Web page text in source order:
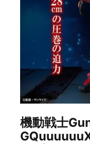
機動戦士